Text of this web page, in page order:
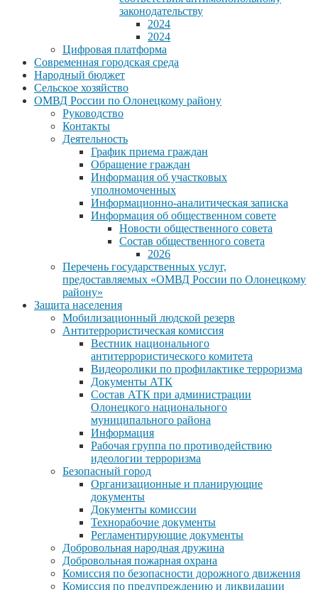
законодательству
2024
2024
Цифровая платформа
Современная городская среда
Народный бюджет
Сельское хозяйство
ОМВД России по Олонецкому району
Руководство
Контакты
Деятельность
График приема граждан
Обращение граждан
Информация об участковых
уполномоченных
Информационно-аналитическая записка
Информация об общественном совете
Новости общественного совета
Состав общественного совета
2026
Перечень государственных услуг,
предоставляемых «ОМВД России по Олонецкому
району»
Защита населения
Мобилизационный людской резерв
Антитеррористическая комиссия
Вестник национального
антитеррористического комитета
Видеоролики по профилактике терроризма
Документы АТК
Состав АТК при администрации
Олонецкого национального
муниципального района
Информация
Рабочая группа по противодействию
идеологии терроризма
Безопасный город
Организационные и планирующие
документы
Документы комиссии
Технорабочие документы
Регламентирующие документы
Добровольная народная дружина
Добровольная пожарная охрана
Комиссия по безопасности дорожного движения
Комиссия по предупреждению и ликвидации